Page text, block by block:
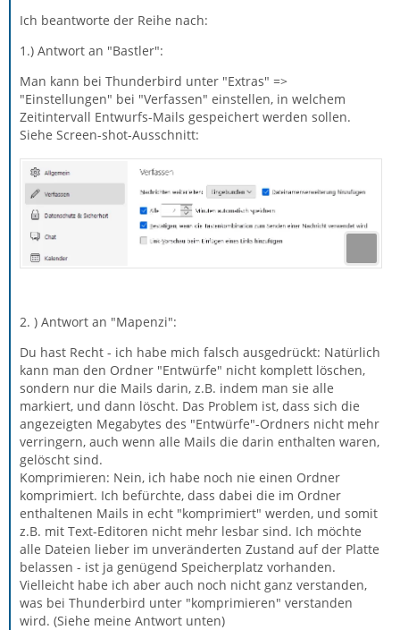
Ich beantworte der Reihe nach:
1.) Antwort an "Bastler":
Man kann bei Thunderbird unter "Extras" =>
"Einstellungen" bei "Verfassen" einstellen, in welchem
Zeitintervall Entwurfs-Mails gespeichert werden sollen.
Siehe Screen-shot-Ausschnitt:
2. ) Antwort an "Mapenzi":
Du hast Recht - ich habe mich falsch ausgedrückt: Natürlich
kann man den Ordner "Entwürfe" nicht komplett löschen,
sondern nur die Mails darin, z.B. indem man sie alle
markiert, und dann löscht. Das Problem ist, dass sich die
angezeigten Megabytes des "Entwürfe"-Ordners nicht mehr
verringern, auch wenn alle Mails die darin enthalten waren,
gelöscht sind.
Komprimieren: Nein, ich habe noch nie einen Ordner
komprimiert. Ich befürchte, dass dabei die im Ordner
enthaltenen Mails in echt "komprimiert" werden, und somit
z.B. mit Text-Editoren nicht mehr lesbar sind. Ich möchte
alle Dateien lieber im unveränderten Zustand auf der Platte
belassen - ist ja genügend Speicherplatz vorhanden.
Vielleicht habe ich aber auch noch nicht ganz verstanden,
was bei Thunderbird unter "komprimieren" verstanden
wird. (Siehe meine Antwort unten)